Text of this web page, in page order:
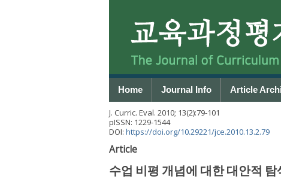
Home Journal Info Article
J. Curric. Eval. 2010; 13(2):79-101
pISSN: 1229-1544
DOI: https://doi.org/10.29221/jce.2010.13.2.79
Article
수업 비평 개념에 대한 대안적 탐